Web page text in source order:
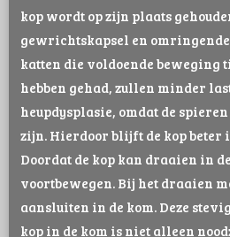
kop wordt op zijn plaats
gewrichtskapsel en
katten die voldoende beweging
hebben gehad, zullen minder
heupdysplasie, omdat de
zijn. Hierdoor blijft de kop beter
Doordat de kop kan draaien in
voortbewegen. Bij het draaien
aansluiten in de kom. Deze
kop in de kom is niet alleen